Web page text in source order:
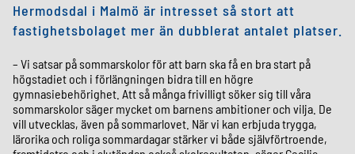
Hermodsdal i Malmö är intresset så stort att
fastighetsbolaget mer än dubblerat antalet platser.
– Vi satsar på sommarskolor för att barn ska få en bra start på
högstadiet och i förlängningen bidra till en högre
gymnasiebehörighet. Att så många frivilligt söker sig till våra
sommarskolor säger mycket om barnens ambitioner och vilja. De
vill utvecklas, även på sommarlovet. När vi kan erbjuda trygga,
lärorika och roliga sommardagar stärker vi både självförtroende,